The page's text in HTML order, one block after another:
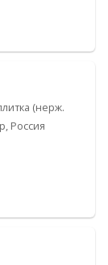
(нерж.
Россия